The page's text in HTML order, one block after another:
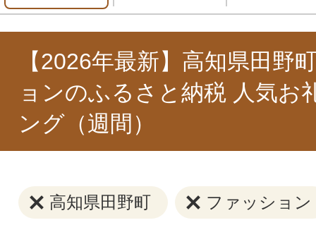
【2026年最新】高知県田野
ョンのふるさと納税 人気お
ング（週間）
高知県田野町 ファッション